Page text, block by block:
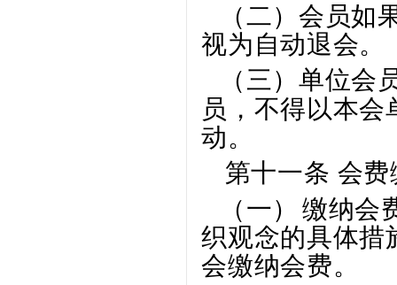
（二）会员如
视为自动退会。
（三）单位会
员，不得以本
动。
第十一条 会
（一）
缴纳会
织观念的具体措
会缴纳会费。